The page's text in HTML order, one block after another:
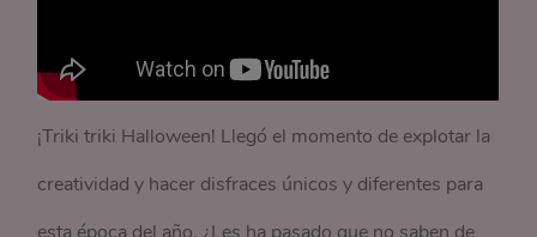
¡Triki triki Halloween! Llegó el momento de explotar la
creatividad y hacer disfraces únicos y diferentes para